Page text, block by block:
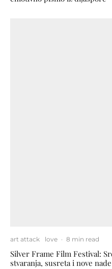
art attack love · 8 min read
Silver Frame Film Festival:
stvaranja, susreta i nove nade